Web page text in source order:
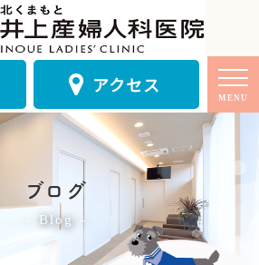
MENU
アクセス
ブログ
Blog